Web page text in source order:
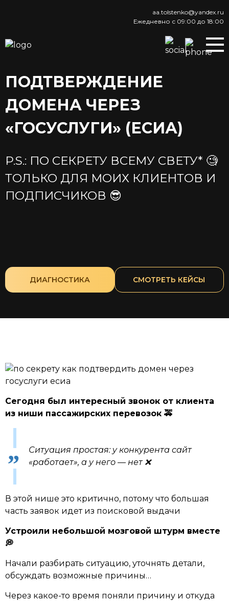
aa.tolstenko@yandex.ru
Ежедневно с 09:00 до 18:00
ПОДТВЕРЖДЕНИЕ
ДОМЕНА ЧЕРЕЗ
«ГОСУСЛУГИ» (ЕСИА)
P.S.: ПО СЕКРЕТУ ВСЕМУ СВЕТУ* 🧐
ТОЛЬКО ДЛЯ МОИХ КЛИЕНТОВ И
ПОДПИСЧИКОВ 😎
ДИАГНОСТИКА CМОТРЕТЬ КЕЙСЫ
Сегодня был интересный звонок от клиента
из ниши пассажирских перевозок 🚕
Ситуация простая: у конкурента сайт
«работает», а у него — нет ❌
В этой нише это критично, потому что большая
часть заявок идет из поисковой выдачи
Устроили небольшой мозговой штурм вместе
💭
Начали разбирать ситуацию, уточнять детали,
обсуждать возможные причины…
Через какое-то время поняли причину и откуда